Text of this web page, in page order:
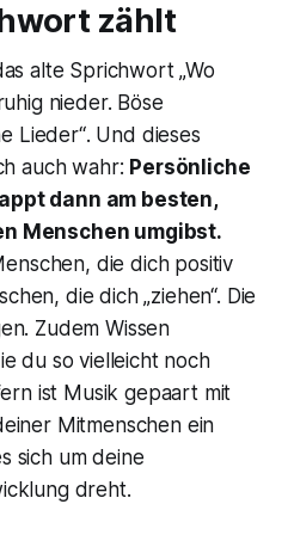
zählt
alte Sprichwort„Wo
nieder. Böse
Lieder“. Und dieses
auch wahr: Persönliche
dann am besten,
Menschen umgibst.
die dich positiv
die dich „ziehen“. Die
Zudem Wissen
du so vielleicht noch
ist Musik gepaart mit
Mitmenschen ein
sich um deine
dreht.